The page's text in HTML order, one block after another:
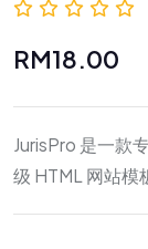
RM18.00
JurisPro 是一款
级 HTML 网站模